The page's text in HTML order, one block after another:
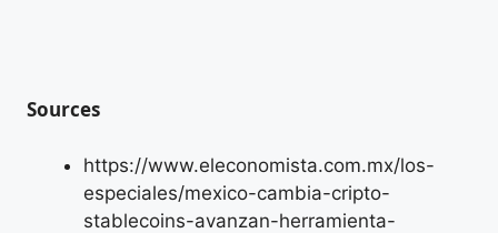
Sources
https://www.eleconomista.com.mx/los-
especiales/mexico-cambia-cripto-
stablecoins-avanzan-herramienta-